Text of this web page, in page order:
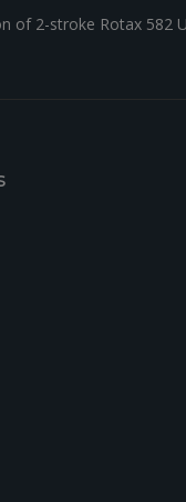
of 2-stroke Rotax 582